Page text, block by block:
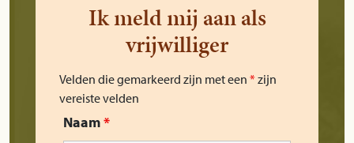
Ik meld mij aan als
vrijwilliger
Velden die gemarkeerd zijn met een *zijn
vereiste velden
Naam*